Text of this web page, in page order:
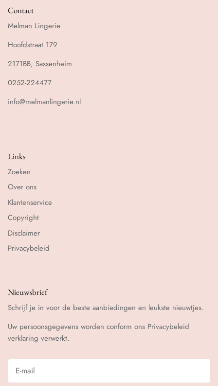
Contact
Melman Lingerie
Hoofdstraat 179
2171BB, Sassenheim
0252-224477
info@melmanlingerie.nl
Links
Zoeken
Over ons
Klantenservice
Copyright
Disclaimer
Privacybeleid
Nieuwsbrief
Schrijf je in voor de beste aanbiedingen en leukste nieuwtjes.
Uw persoonsgegevens worden conform ons Privacybeleid
verklaring verwerkt.